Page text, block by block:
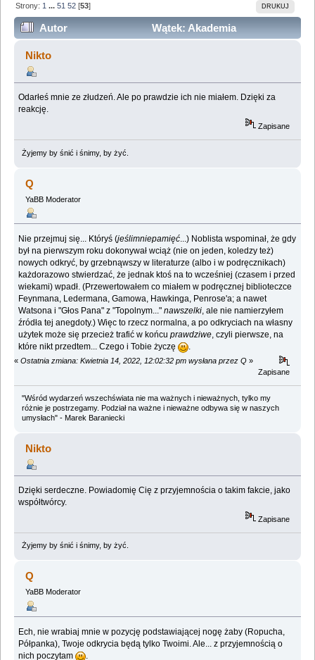
DRUKUJ
Strony: 1 ...51 52 [53]
Autor
Wątek: Akademia
Lemologiczna [Dzienniki gwiazdowe] (Przeczytany
2261710 razy)
Nikto
Odarłeś mnie ze złudzeń. Ale po prawdzie ich nie miałem. Dzięki za
reakcję.
Zapisane
Żyjemy by śnić i śnimy, by żyć.
Q
YaBB Moderator
Nie przejmuj się... Któryś (jeślimniepamięć ...) Noblista wspominał, że gdy
był na pierwszym roku dokonywał wciąż (nie on jeden, koledzy też)
nowych odkryć, by grzebnąwszy w literaturze (albo i w podręcznikach)
każdorazowo stwierdzać, że jednak ktoś na to wcześniej (czasem i przed
wiekami) wpadł. (Przewertowałem co miałem w podręcznej biblioteczce
Feynmana, Ledermana, Gamowa, Hawkinga, Penrose'a; a nawet
Watsona i "Głos Pana" z "Topolnym..."nawszelki , ale nie namierzyłem
źródła tej anegdoty.) Więc to rzecz normalna, a po odkryciach na własny
użytek może się przecież trafić w końcuprawdziwe , czyli pierwsze, na
które nikt przedtem... Czego i Tobie życzę
« Ostatnia zmiana: Kwietnia 14, 2022, 12:02:32 pm wysłana przez Q »
Zapisane
"Wśród wydarzeń wszechświata nie ma ważnych i nieważnych, tylko my
różnie je postrzegamy. Podział na ważne i nieważne odbywa się w naszych
umysłach" - Marek Baraniecki
Nikto
Dzięki serdeczne. Powiadomię Cię z przyjemnościa o takim fakcie, jako
współtwórcy.
Zapisane
Żyjemy by śnić i śnimy, by żyć.
Q
YaBB Moderator
Ech, nie wrabiaj mnie w pozycję podstawiającej nogę żaby (Ropucha,
Półpanka), Twoje odkrycia będą tylko Twoimi. Ale... z przyjemnością o
nich poczytam